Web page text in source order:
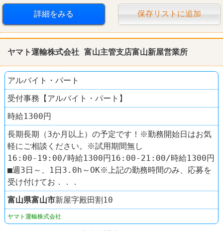
詳細をみる 保存リストに追加
ヤマト運輸株式会社 富山主管支店富山新屋営業所
アルバイト・パート
受付事務【アルバイト・パート】
時給1300円
長期長期（3か月以上）の予定です！※勤務開始日はお気
軽にご相談ください。※試用期間無し
16:00-19:00/時給1300円16:00-21:00/時給1300円
■週3日～、1日3.0h～OK※上記の勤務時間のみ、応募を
受け付けてお．．．
富山県富山市新屋字殿田割10
ヤマト運輸株式会社